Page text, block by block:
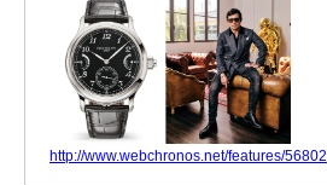
http://www.webchronos.net/features/56802